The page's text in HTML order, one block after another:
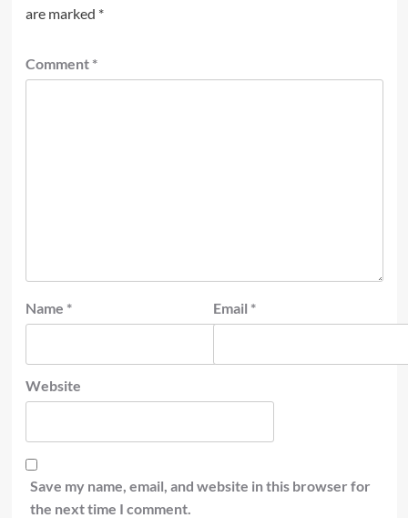
are marked *
Comment *
Name * Email *
Website
Save my name, email, and website in this browser for
the next time I comment.